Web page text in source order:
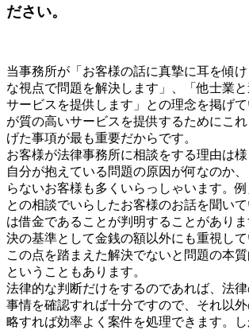
ださい。
当事務所が「お客様の話に真摯に耳を傾
な視点で問題を解決します」、「他士業
サービスを提供します」との理念を掲げ
が質の高いサービスを提供するためにこ
げた事項が最も重要だからです。
お客様が法律事務所に相談をする理由は様
自分が抱えている問題の原因が何なのか
らないお客様も多くいらっしゃいます。
との相談でいらしたお客様のお話を聞い
は借金であることが判明することがあり
決の基準として金銭の額以外にも重視して
この点を踏まえた解決でないと問題の本
ということもあります。
法律的な判断だけをするのであれば、法
事情を確認すれば十分ですので、それ以
略すれば効率よく案件を処理できます。